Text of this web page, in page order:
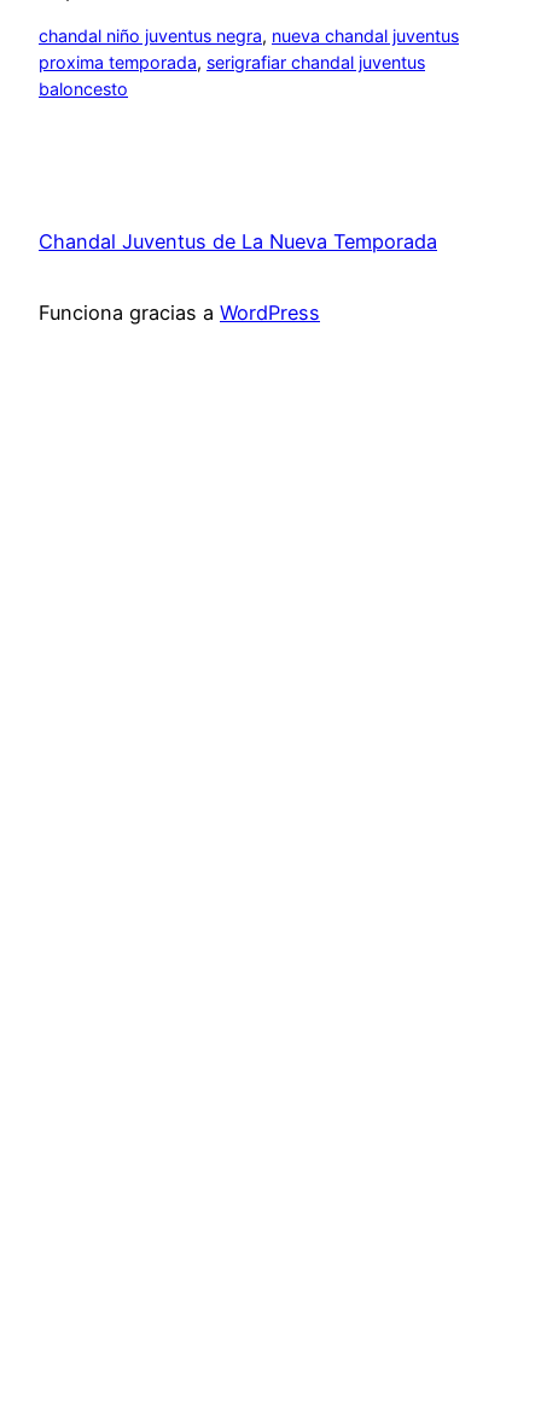
chandal niño juventus negra, nueva chandal juventus
proxima temporada, serigrafiar chandal juventus
baloncesto
Chandal Juventus de La Nueva Temporada
Funciona gracias a WordPress